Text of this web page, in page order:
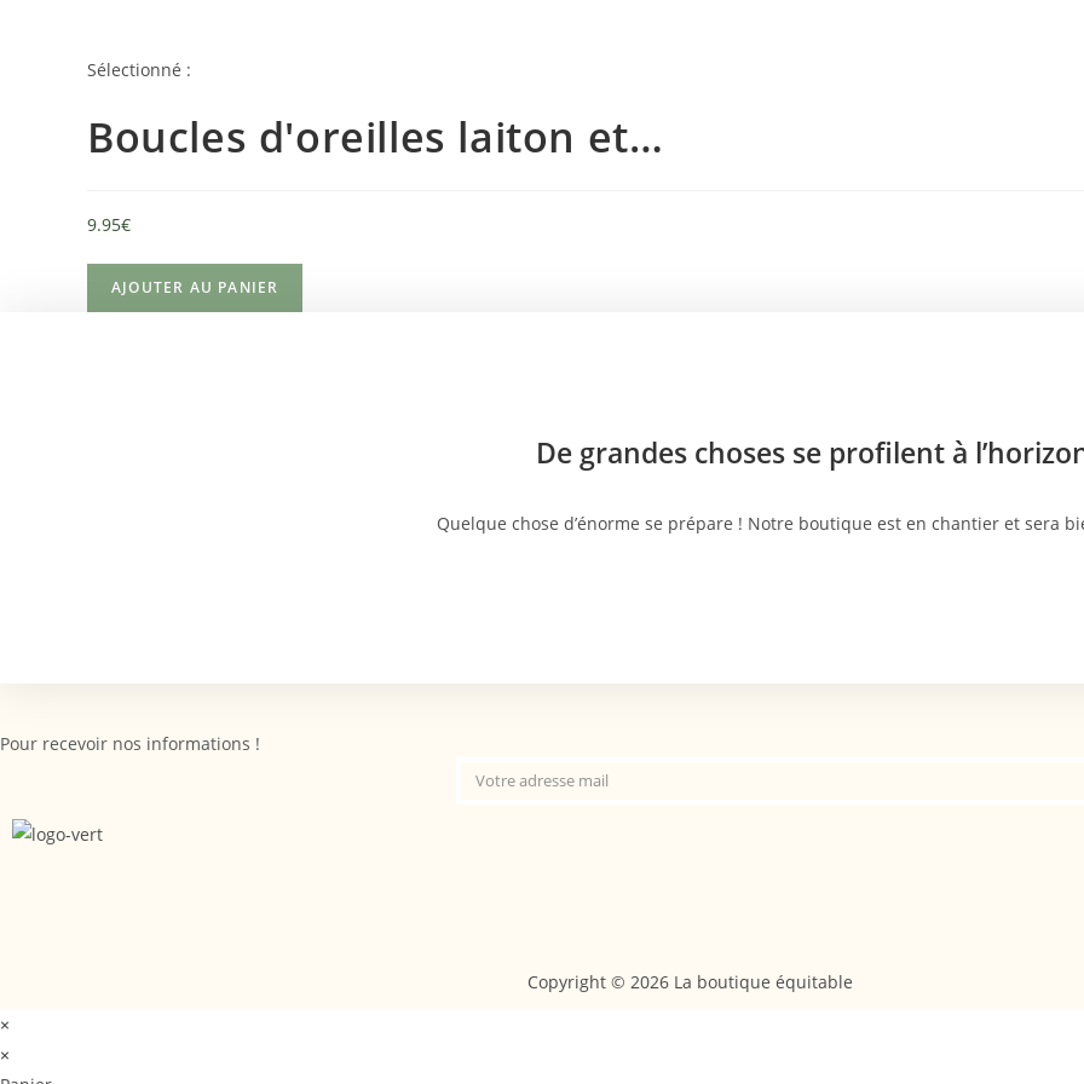
Sélectionné :
Boucles d'oreilles laiton et…
9.95€
AJOUTER AU PANIER
De grandes choses se profilent à
Quelque chose d’énorme se prépare ! Notre boutique est en chantier et sera
Pour recevoir nos informations !
Copyright © 2026 La boutique équitable
×
×